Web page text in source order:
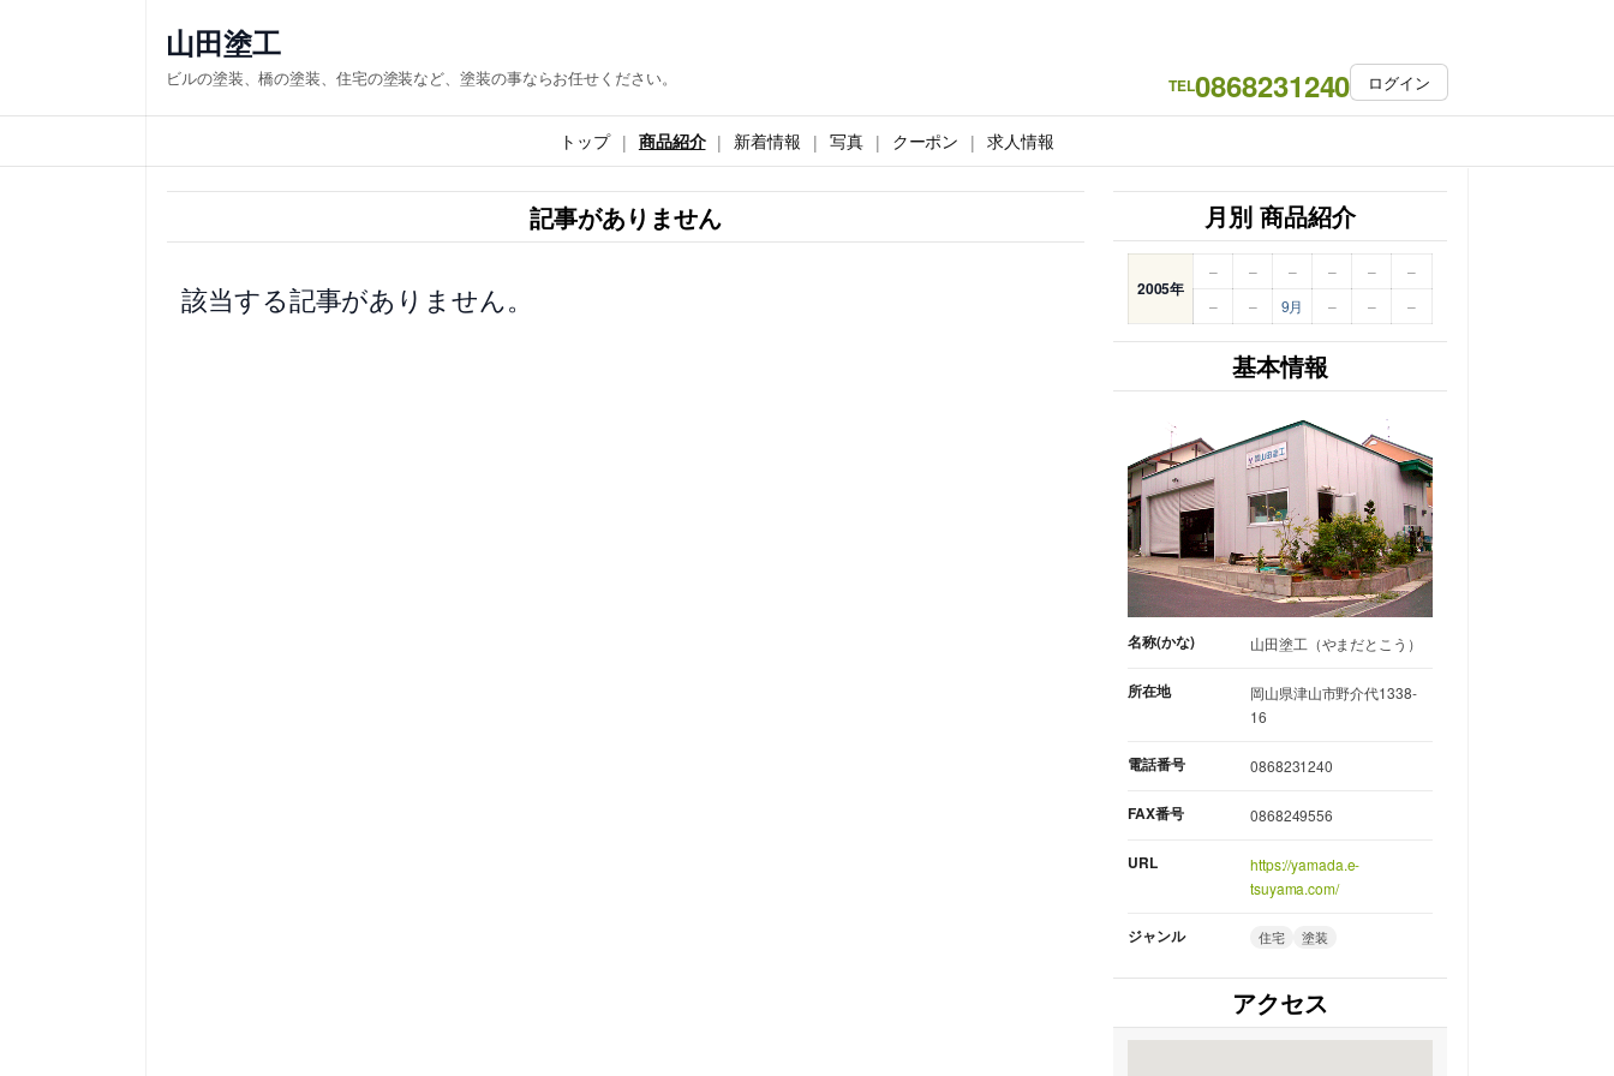
ス
キ
山田塗工
ビルの塗装、橋の塗装、住宅の塗装など、塗装の事ならお任せください。 TEL0868231240 ログイン
トップ 商品紹介 新着情報 写真 クーポン 求人情報
記事がありません
該当する記事がありません。
月別 商品紹介
2005年
– – – – –
–
–
– 9月 – – –
基本情報
名称(かな) 山田塗工（やまだとこう）
所在地
岡山県津山市野介代1338-
16
電話番号 0868231240
FAX番号 0868249556
URL
https://yamada.e-
tsuyama.com/
ジャンル 住宅 塗装
アクセス